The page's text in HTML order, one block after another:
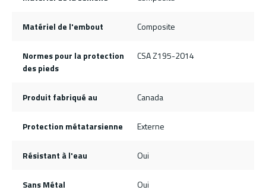
Matériel de l'embout Composite
Normes pour la protection
des pieds
CSA Z195-2014
Produit fabriqué au Canada
Protection métatarsienne Externe
Résistant à l'eau Oui
Sans Métal Oui